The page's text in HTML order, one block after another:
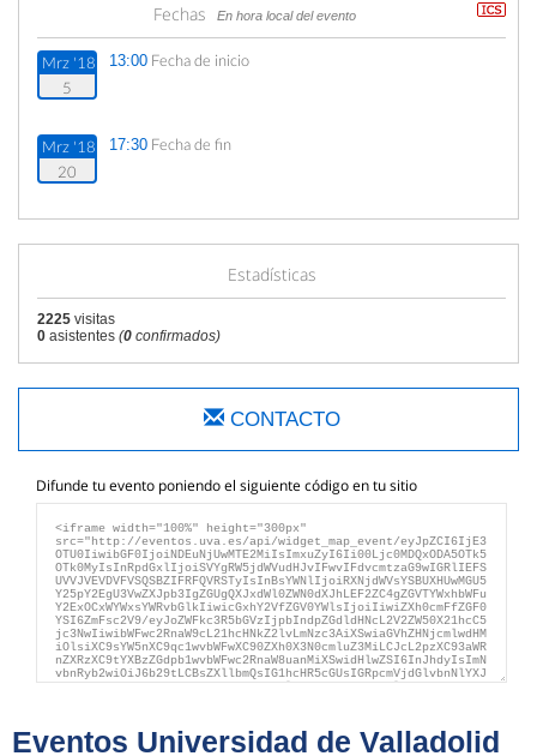
Fechas En hora local del evento
Mrz '18
5
13:00 Fecha de inicio
Mrz '18
20
17:30 Fecha de fin
Estadísticas
2225 visitas
0 asistentes (0 confirmados)
CONTACTO
Difunde tu evento poniendo el siguiente código en tu sitio
Eventos Universidad de Valladolid